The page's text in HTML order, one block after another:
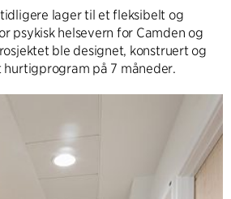
lager til et fleksibelt og
psykisk helsevern for Camden og
ble designet, konstruert og
på 7 måneder.